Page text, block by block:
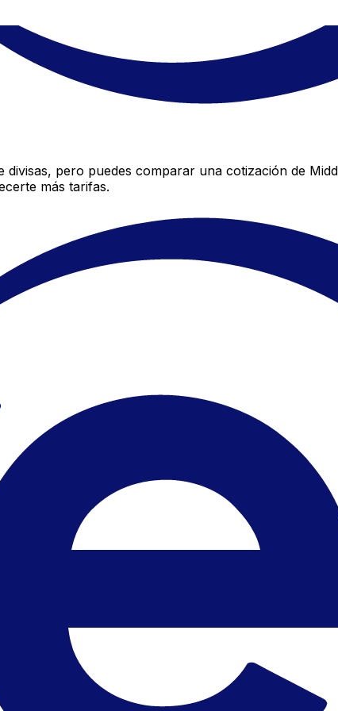
pero puedes comparar una cotización de
más tarifas.